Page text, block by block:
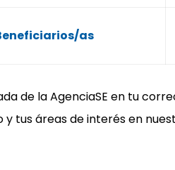
as
de la AgenciaSE en tu
tus áreas de interés en